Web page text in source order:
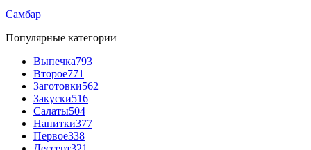
Самбар
Популярные категории
Выпечка793
Второе771
Заготовки562
Закуски516
Салаты504
Напитки377
Первое338